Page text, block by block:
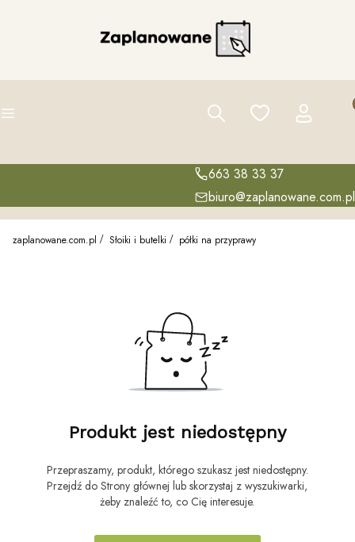
Menu Szukaj Ulubione Zaloguj się
663 38 33 37
biuro@zaplanowane.com.pl
zaplanowane.com.pl Słoiki i butelki półki na przyprawy
Produkt jest niedostępny
Przepraszamy, produkt, którego szukasz jest niedostępny.
Przejdź do Strony głównej lub skorzystaj z wyszukiwarki,
żeby znaleźć to, co Cię interesuje.